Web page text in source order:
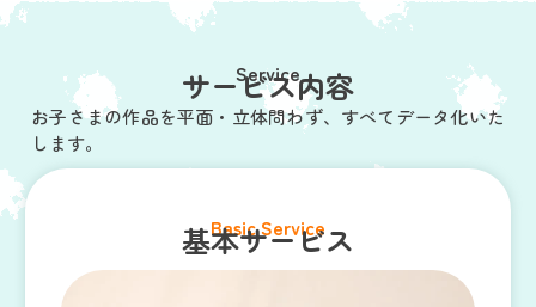
Service
サービス内容
お子さまの作品を平面・立体問わず、すべてデータ化いた
します。
Basic Service
基本サービス